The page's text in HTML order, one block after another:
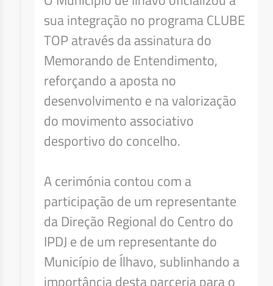
sua integração no programa CLUBE
TOP através da assinatura do
Memorando de Entendimento,
reforçando a aposta no
desenvolvimento e na valorização
do movimento associativo
desportivo do concelho.
A cerimónia contou com a
participação de um representante
da Direção Regional do Centro do
IPDJ e de um representante do
Município de Ílhavo, sublinhando a
importância desta parceria para o